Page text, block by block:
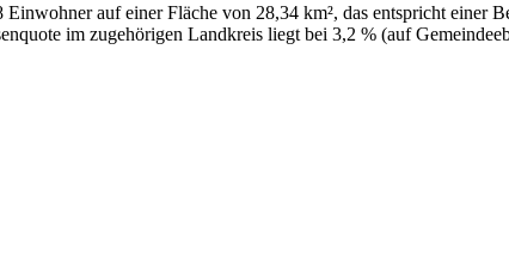
Einwohner auf einer Fläche von 28,34 km², das entspricht einer
im zugehörigen Landkreis liegt bei 3,2 % (auf